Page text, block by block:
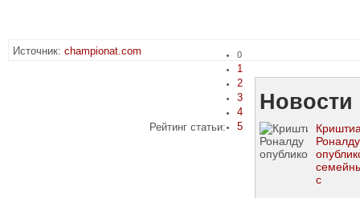
Источник: championat.com
Рейтинг статьи:
0
1
2
3
4
5
Новости
Роналду
с